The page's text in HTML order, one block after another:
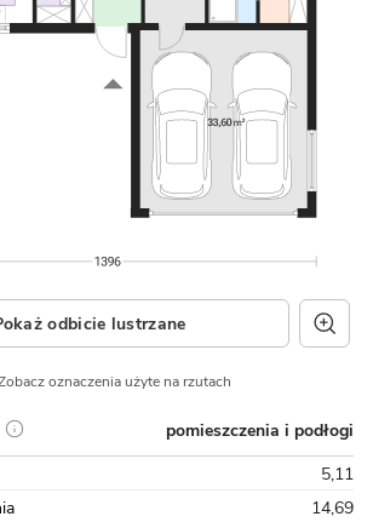
odbicie lustrzane
oznaczenia użyte na rzutach
pomieszczenia i podłogi
5,11
14,69